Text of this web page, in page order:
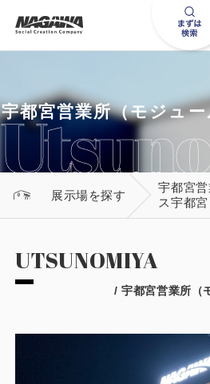
お問い合わせ
0120-09-
営業時間AM 9:00〜
ナ
施
宇都宮営業所（モジュー
展示場を探す
宇都宮
ス宇都宮
UTSUNOMIYA
/ 宇都宮営業所（